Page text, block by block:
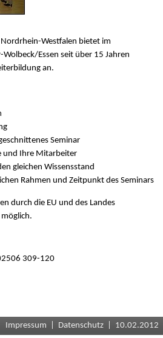
Westfalen bietet im
Essen seit über 15 Jahren
an.
Seminar
und Ihre Mitarbeiter
gleichen Wissensstand
Rahmen und Zeitpunkt des Seminars
durch die EU und des Landes
309-120
Impressum Datenschutz | 10.02.2012